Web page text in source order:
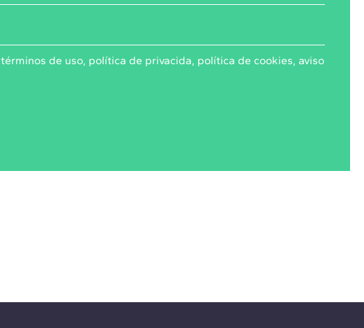
términos de uso, política de privacida, política de cookies, aviso